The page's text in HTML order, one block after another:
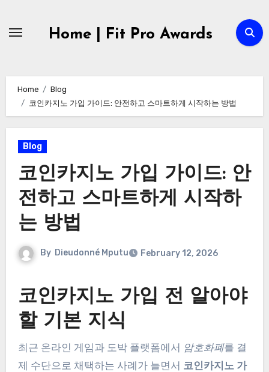
Home | Fit Pro Awards
Home
Blog
코인카지노 가입 가이드: 안전하고 스마트하게 시작하는 방법
Blog
코인카지노 가입 가이드: 안
전하고 스마트하게 시작하
는 방법
By Dieudonné Mputu February 12, 2026
코인카지노 가입 전 알아야
할 기본 지식
최근 온라인 게임과 도박 플랫폼에서 암호화폐를 결
제 수단으로 채택하는 사례가 늘면서 코인카지노 가